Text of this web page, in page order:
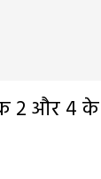
2 और 4